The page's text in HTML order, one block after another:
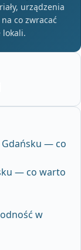
urządzenia
co zwracać
lokali.
— co
— co warto
w